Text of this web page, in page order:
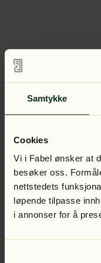
Samtykke
Cookies
Vi i Fabel ønsker at
besøker oss.
nettstedets
løpende tilpasse
i annonser for å